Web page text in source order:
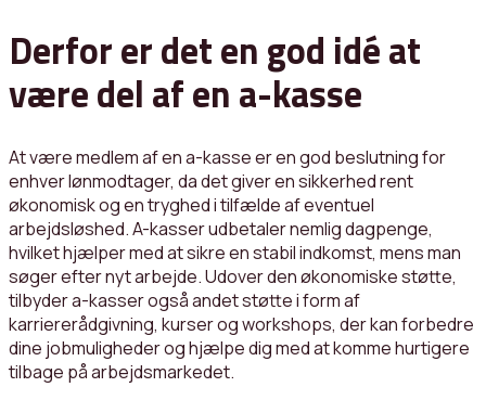
Derfor er det en god idé at
være del af en a-kasse
At være medlem af en a-kasse er en god beslutning for
enhver lønmodtager, da det giver en sikkerhed rent
økonomisk og en tryghed i tilfælde af eventuel
arbejdsløshed. A-kasser udbetaler nemlig dagpenge,
hvilket hjælper med at sikre en stabil indkomst, mens man
søger efter nyt arbejde. Udover den økonomiske støtte,
tilbyder a-kasser også andet støtte i form af
karriererådgivning, kurser og workshops, der kan forbedre
dine jobmuligheder og hjælpe dig med at komme hurtigere
tilbage på arbejdsmarkedet.